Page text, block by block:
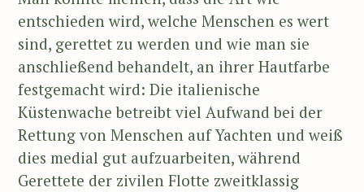
entschieden wird, welche Menschen es wert
sind, gerettet zu werden und wie man sie
anschließend behandelt, an ihrer Hautfarbe
festgemacht wird: Die italienische
Küstenwache betreibt viel Aufwand bei der
Rettung von Menschen auf Yachten und weiß
dies medial gut aufzuarbeiten, während
Gerettete der zivilen Flotte zweitklassig